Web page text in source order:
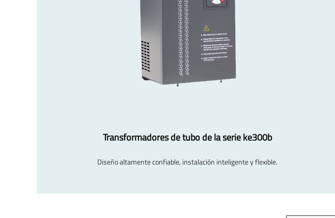
Transformadores de tubo de la serie ke300b
Diseño altamente confiable, instalación inteligente y flexible.